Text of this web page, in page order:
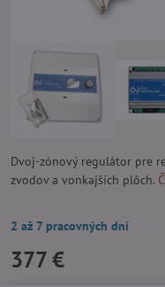
Dvoj-zónový regulátor pre
zvodov a vonkajších plôch.
2 až 7 pracovných dní
377 €